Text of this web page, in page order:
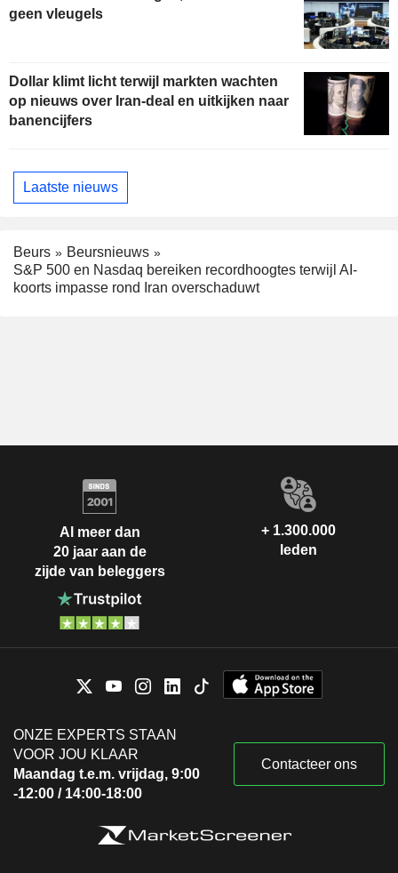
geen vleugels
Dollar klimt licht terwijl markten wachten
op nieuws over Iran-deal en uitkijken naar
banencijfers
Laatste nieuws
Beurs
Beursnieuws
S&P 500 en Nasdaq bereiken recordhoogtes terwijl AI-
koorts impasse rond Iran overschaduwt
Al meer dan
20 jaar aan de
zijde van beleggers
+ 1.300.000
leden
ONZE EXPERTS STAAN
VOOR JOU KLAAR
Maandag t.e.m. vrijdag, 9:00
-12:00 / 14:00-18:00
Contacteer ons